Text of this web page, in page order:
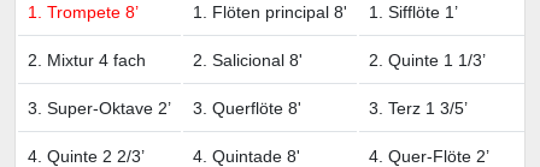
1. Trompete 8’ 1. Flöten principal 8' 1. Sifflöte 1’
2. Mixtur 4 fach 2. Salicional 8' 2. Quinte 1 1/3’
3. Super-Oktave 2’ 3. Querflöte 8' 3. Terz 1 3/5’
4. Quinte 2 2/3’ 4. Quintade 8' 4. Quer-Flöte 2’